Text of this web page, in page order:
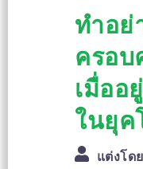
ทำอย่
ครอบ
เมื่ออ
ในยุค
แต่งโดย